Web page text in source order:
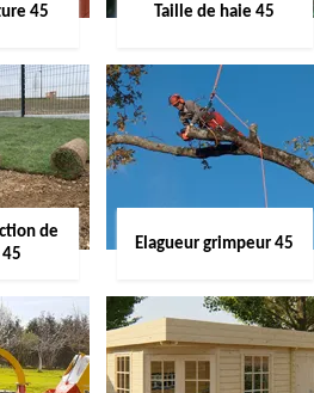
45 Taille de haie 45
de
Elagueur grimpeur 45